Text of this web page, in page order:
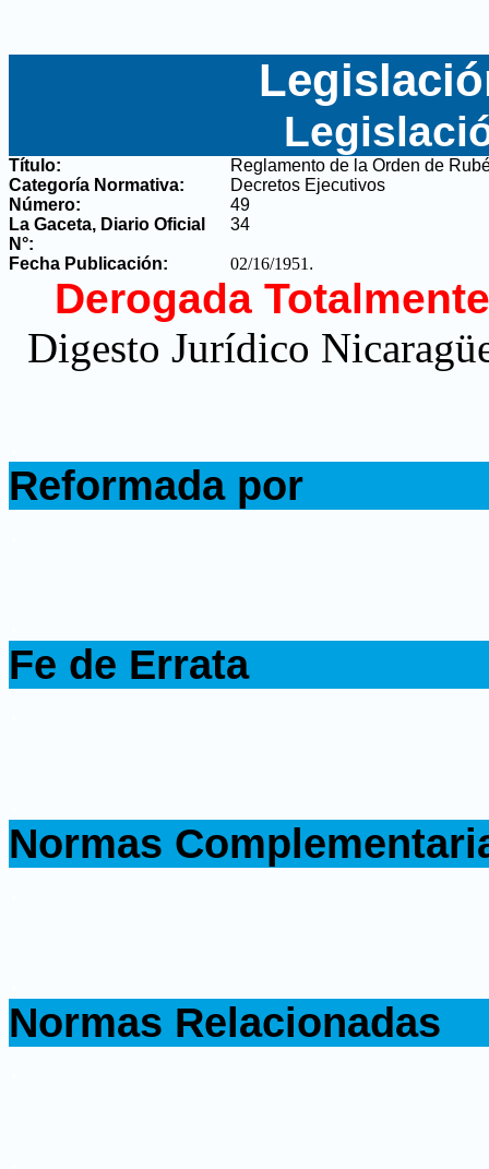
Título:
Reglamento de la Orden de
Categoría Normativa:
Decretos Ejecutivos
Número:
49
La Gaceta, Diario Oficial
N°:
34
Fecha Publicación: 02/16/1951 .
Derogada
Digesto Jurídico
Reformada por
Fe de Errata
Normas
Normas Relacionadas